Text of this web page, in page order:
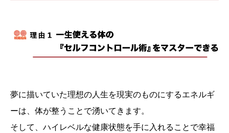
夢に描いていた理想の人生を現実のものにするエネルギ
ーは、体が整うことで湧いてきます。
そして、ハイレベルな健康状態を手に入れることで幸福